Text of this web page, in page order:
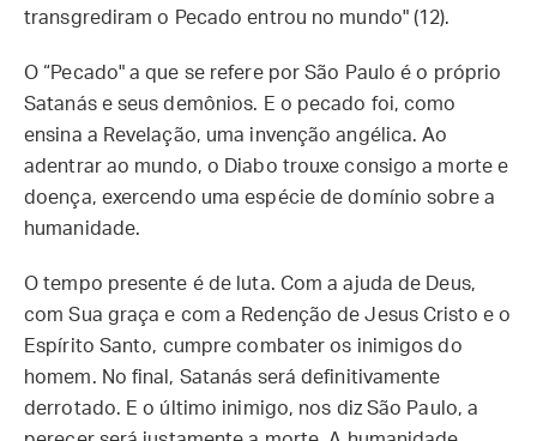
transgrediram o Pecado entrou no mundo" (12).
O “Pecado" a que se refere por São Paulo é o próprio
Satanás e seus demônios. E o pecado foi, como
ensina a Revelação, uma invenção angélica. Ao
adentrar ao mundo, o Diabo trouxe consigo a morte e
doença, exercendo uma espécie de domínio sobre a
humanidade.
O tempo presente é de luta. Com a ajuda de Deus,
com Sua graça e com a Redenção de Jesus Cristo e o
Espírito Santo, cumpre combater os inimigos do
homem. No final, Satanás será definitivamente
derrotado. E o último inimigo, nos diz São Paulo, a